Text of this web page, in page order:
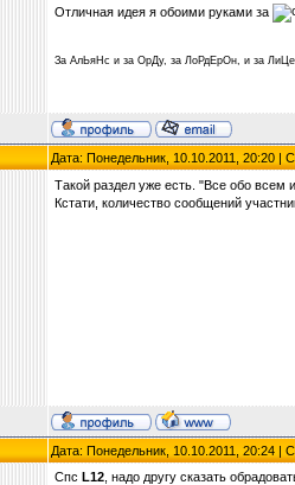
Отличная идея я обоими руками за
За АлЬяНс и за ОрДу, за ЛоРдЕрОн, и за
Дата: Понедельник, 10.10.2011, 20:20 |
Такой раздел уже есть. "Все обо
Кстати, количество сообщений
Дата: Понедельник, 10.10.2011, 20:24 |
Спс L12 , надо другу сказать